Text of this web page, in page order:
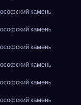
камень
камень
камень
камень
камень
камень